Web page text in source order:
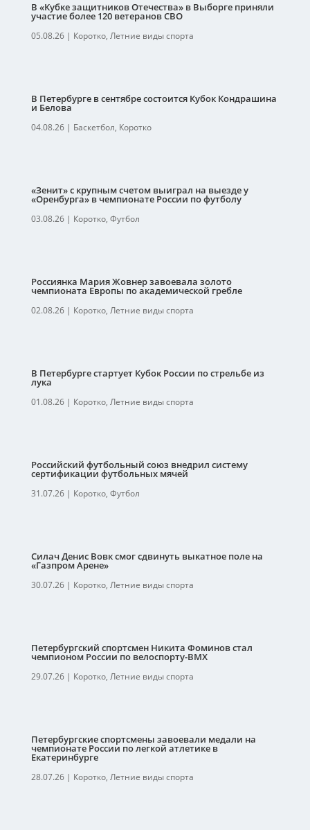
В «Кубке защитников Отечества» в Выборге приняли
участие более 120 ветеранов СВО
05.08.26| Коротко, Летние виды спорта
В Петербурге в сентябре состоится Кубок Кондрашина
и Белова
04.08.26| Баскетбол, Коротко
«Зенит» с крупным счетом выиграл на выезде у
«Оренбурга» в чемпионате России по футболу
03.08.26| Коротко, Футбол
Россиянка Мария Жовнер завоевала золото
чемпионата Европы по академической гребле
02.08.26| Коротко, Летние виды спорта
В Петербурге стартует Кубок России по стрельбе из
лука
01.08.26| Коротко, Летние виды спорта
Российский футбольный союз внедрил систему
сертификации футбольных мячей
31.07.26| Коротко, Футбол
Силач Денис Вовк смог сдвинуть выкатное поле на
«Газпром Арене»
30.07.26| Коротко, Летние виды спорта
Петербургский спортсмен Никита Фоминов стал
чемпионом России по велоспорту-ВМХ
29.07.26| Коротко, Летние виды спорта
Петербургские спортсмены завоевали медали на
чемпионате России по легкой атлетике в
Екатеринбурге
28.07.26| Коротко, Летние виды спорта